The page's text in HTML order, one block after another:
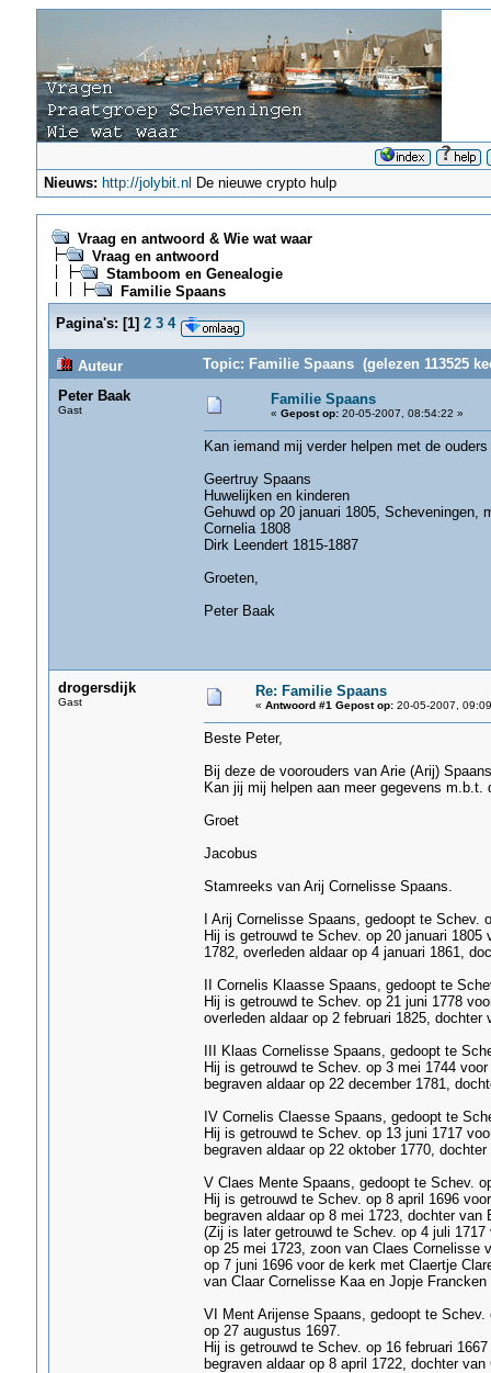
Nieuws: http://jolybit.nl De nieuwe crypto hulp
Vraag en antwoord & Wie wat waar
Vraag en antwoord
Stamboom en Genealogie
Familie Spaans
Pagina's: [1] 2 3 4
Auteur
Topic: Familie Spaans (gelezen 113525
Peter Baak
Gast
Familie Spaans
« Gepost op:20-05-2007, 08:54:22 »
Kan iemand mij verder helpen met de
Geertruy Spaans
Huwelijken en kinderen
Gehuwd op 20 januari 1805, Scheveningen,
Cornelia 1808
Dirk Leendert 1815-1887
Groeten,
Peter Baak
drogersdijk
Gast
Re: Familie Spaans
« Antwoord #1 Gepost op:20-05-2007,
Beste Peter,
Bij deze de voorouders van Arie (Arij)
Kan jij mij helpen aan meer gegevens
Groet
Jacobus
Stamreeks van Arij Cornelisse Spaans.
I Arij Cornelisse Spaans, gedoopt te
Hij is getrouwd te Schev. op 20 januari
1782, overleden aldaar op 4 januari 1861,
II Cornelis Klaasse Spaans, gedoopt te
Hij is getrouwd te Schev. op 21 juni 1778
overleden aldaar op 2 februari 1825,
III Klaas Cornelisse Spaans, gedoopt te
Hij is getrouwd te Schev. op 3 mei 1744
begraven aldaar op 22 december 1781,
IV Cornelis Claesse Spaans, gedoopt te
Hij is getrouwd te Schev. op 13 juni 1717
begraven aldaar op 22 oktober 1770,
V Claes Mente Spaans, gedoopt te Schev.
Hij is getrouwd te Schev. op 8 april 1696
begraven aldaar op 8 mei 1723, dochter
(Zij is later getrouwd te Schev. op 4 juli
op 25 mei 1723, zoon van Claes Cornelisse
op 7 juni 1696 voor de kerk met Claertje
van Claar Cornelisse Kaa en Jopje Francken
VI Ment Arijense Spaans, gedoopt te
op 27 augustus 1697.
Hij is getrouwd te Schev. op 16 februari
begraven aldaar op 8 april 1722, dochter